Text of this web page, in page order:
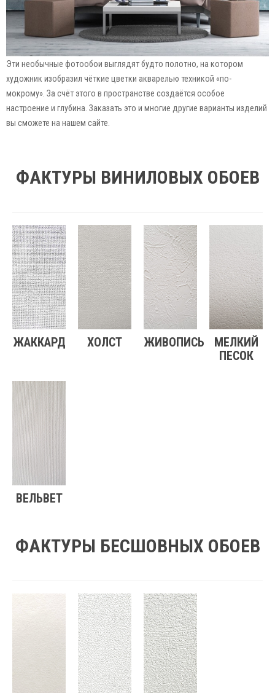
Эти необычные фотообои выглядят будто полотно, на котором
художник изобразил чёткие цветки акварелью техникой «по-
мокрому». За счёт этого в пространстве создаётся особое
настроение и глубина. Заказать это и многие другие варианты изделий
вы сможете на нашем сайте.
ФАКТУРЫ ВИНИЛОВЫХ ОБОЕВ
ЖАККАРД ХОЛСТ ЖИВОПИСЬ
МЕЛКИЙ
ПЕСОК
ВЕЛЬВЕТ
ФАКТУРЫ БЕСШОВНЫХ ОБОЕВ